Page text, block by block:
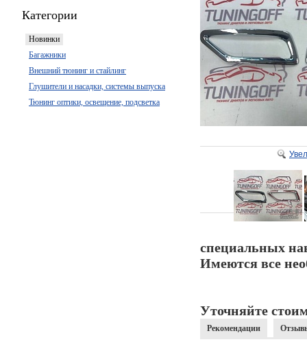
Категории
Новинки
Багажники
Внешний тюнинг и стайлинг
Глушители и насадки, системы выпуска
Тюнинг оптики, освещение, подсветка
специальных
Имеются все
Уточняйте
Рекомендации